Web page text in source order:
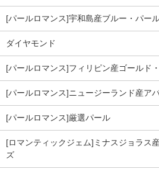
[パールロマンス]宇和島産ブルー・パー
ダイヤモンド
[パールロマンス]フィリピン産ゴールド
[パールロマンス]ニュージーランド産ア
[パールロマンス]厳選パール
[ロマンティックジェム]ミナスジョラス
ズ